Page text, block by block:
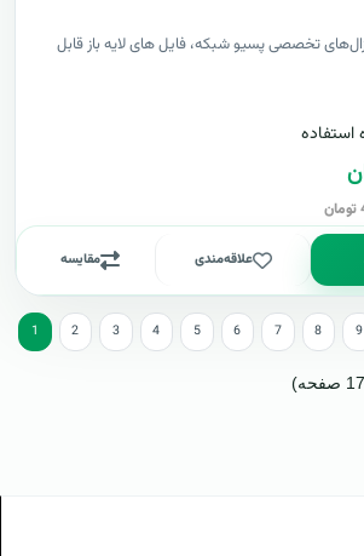
تخصصی پسیو شبکه، فایل های لایه باز قابل
استفاده
علاقه‌مندی مقایسه
1 2 3 4 5 6 7 8 9